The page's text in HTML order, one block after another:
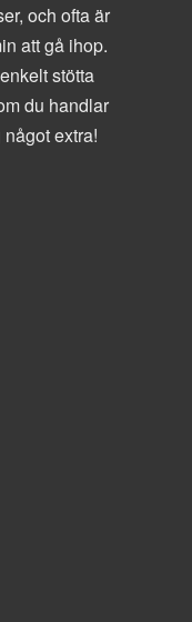
och ofta är
att gå ihop.
stötta
du handlar
extra!